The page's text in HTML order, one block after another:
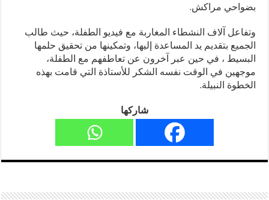
بضواحي مراكش.
وتفاعل آلاف النشطاء المغاربة مع فيديو الطفلة، حيث طالب
الجميع بتقديم يد المساعدة إليها، وتمكينها من تحقيق حلمها
البسيط ، في حين عبر آخرون عن تعاطفهم مع الطفلة،
موجهين في الوقت نفسه الشكر للأستاذة التي قامت بهذه
الخطوة النبيلة.
شاركها